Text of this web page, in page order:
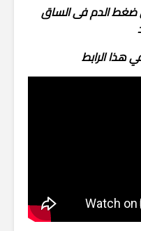
ضغط الدم فى الساق
هذا الرابط